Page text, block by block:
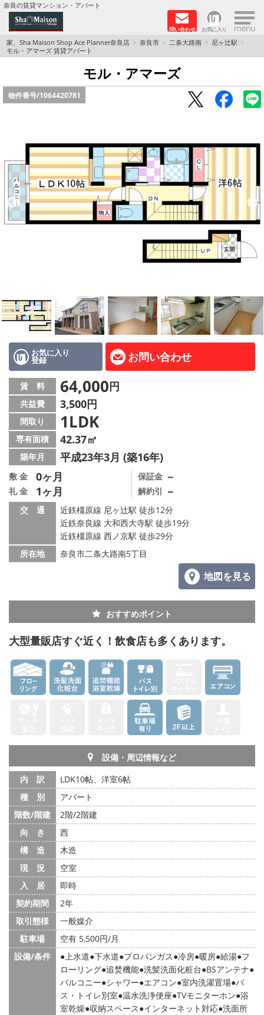
奈良の賃貸マンション・アパート
問い合わせ お気に入り ×
TOPページ
Foreigners welcome！
店長のおすすめ物件
積水ハウス Sha Maison 特集 (奈良北部、木津川
市)
積水ハウス Sha Maison 特集 (奈良南部)
路線·駅から探す
AcePlanner公式ライン
スタッフ紹介
リフォーム のことなら！
オーナー様へ
住宅型有料老人 Ｆｌｅｕｒａｇｅ
店舗情報·アクセス
会社概要
メールでお問い合わせ
家、Sha Maison Shop Ace Planner奈良店 奈良市 二条大路南
尼ヶ辻駅
モル・アマーズ 賃貸アパート
モル・アマーズ
物件番号/1064420781
お気に入り
登録 お問い合わせ
賃 料 64,000円
共益費 3,500円
間取り 1LDK
専有面積 42.37㎡
築年月 平成23年3月 (築16年)
敷 金 0ヶ月
礼 金 1ヶ月
保証金 －
解約引 －
交 通
近鉄橿原線 尼ヶ辻駅 徒歩12分
近鉄奈良線 大和西大寺駅 徒歩19分
近鉄橿原線 西ノ京駅 徒歩29分
所在地
奈良市二条大路南5丁目
地図を見る
おすすめポイント
大型量販店すぐ近く！飲食店も多くあります。
設備・周辺情報など
内 訳
LDK10帖、洋室6帖
種 別
アパート
階数/階建
2階/2階建
向 き
西
構 造
木造
現 況
空室
入 居
即時
契約期間
2年
取引態様
一般媒介
駐車場
空有 5,500円/月
設備/条件
上水道 下水道 プロパンガス 冷房 暖房 給湯 フ
ローリング 追焚機能 洗髪洗面化粧台 BSアンテナ
バルコニー シャワー エアコン 室内洗濯置場 バ
ス・トイレ別室 温水洗浄便座 TVモニターホン 浴
室乾燥 収納スペース インターネット対応 洗面所